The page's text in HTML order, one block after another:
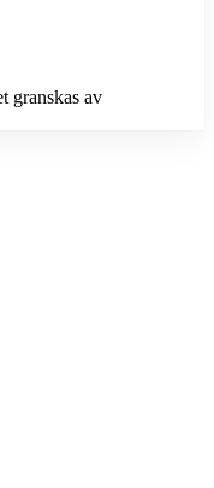
granskas av